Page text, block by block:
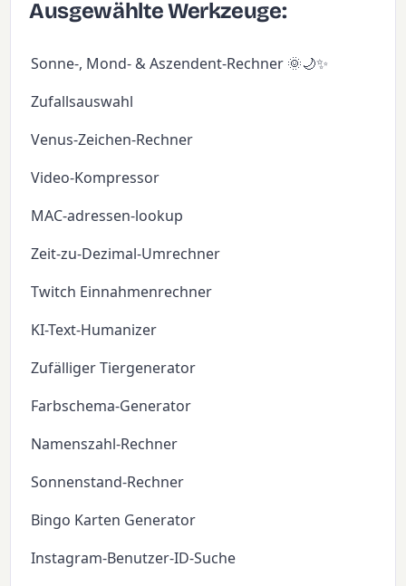
Ausgewählte Werkzeuge:
Sonne-, Mond- & Aszendent-Rechner 🌞🌙✨
Zufallsauswahl
Venus-Zeichen-Rechner
Video-Kompressor
MAC-adressen-lookup
Zeit-zu-Dezimal-Umrechner
Twitch Einnahmenrechner
KI-Text-Humanizer
Zufälliger Tiergenerator
Farbschema-Generator
Namenszahl-Rechner
Sonnenstand-Rechner
Bingo Karten Generator
Instagram-Benutzer-ID-Suche